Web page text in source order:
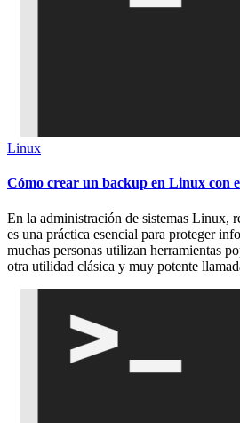
Linux
Cómo crear un backup en Linux con
En la administración de sistemas Linux,
es una práctica esencial para proteger
muchas personas utilizan herramientas
otra utilidad clásica y muy potente